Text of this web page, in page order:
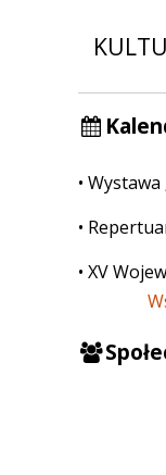
Wystawa
Repertuar kina
XV